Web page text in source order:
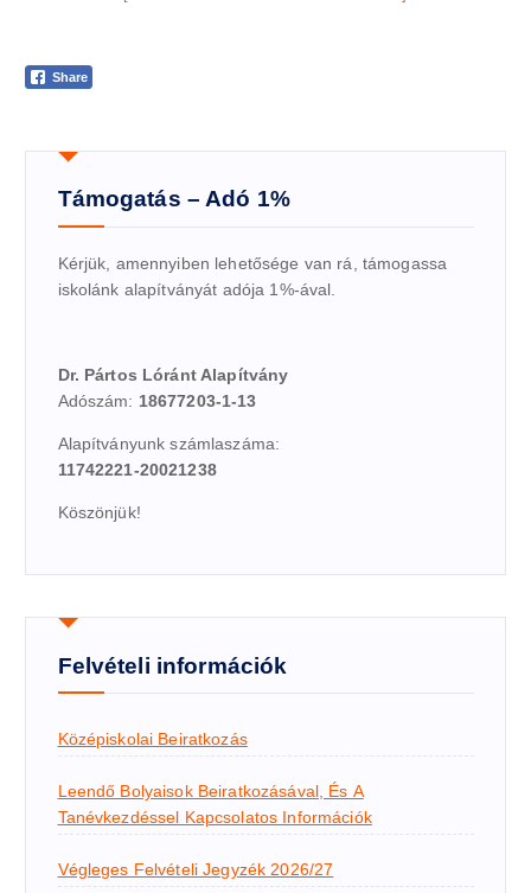
Share
Támogatás – Adó 1%
Kérjük, amennyiben lehetősége van rá, támogassa
iskolánk alapítványát adója 1%-ával.
Dr. Pártos Lóránt Alapítvány
Adószám: 18677203-1-13
Alapítványunk számlaszáma:
11742221-20021238
Köszönjük!
Felvételi információk
Középiskolai Beiratkozás
Leendő Bolyaisok Beiratkozásával, És A
Tanévkezdéssel Kapcsolatos Információk
Végleges Felvételi Jegyzék 2026/27